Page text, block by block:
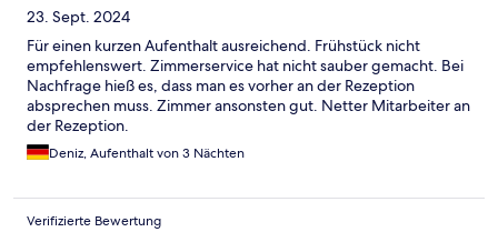
23. Sept. 2024
Für einen kurzen Aufenthalt ausreichend. Frühstück nicht
empfehlenswert. Zimmerservice hat nicht sauber gemacht. Bei
Nachfrage hieß es, dass man es vorher an der Rezeption
absprechen muss. Zimmer ansonsten gut. Netter Mitarbeiter an
der Rezeption.
Deniz, Aufenthalt von 3 Nächten
Verifizierte Bewertung